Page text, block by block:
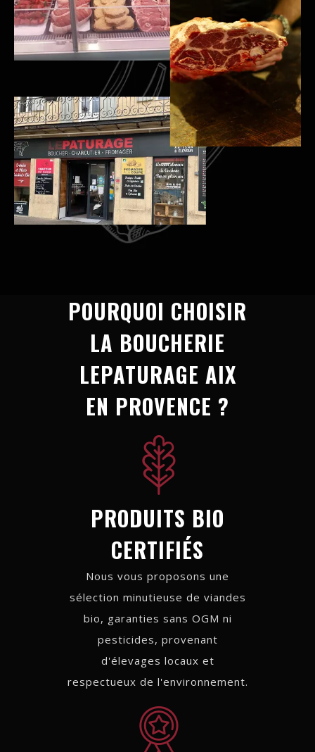
POURQUOI CHOISIR
LA BOUCHERIE
LEPATURAGE AIX
EN PROVENCE ?
PRODUITS BIO
CERTIFIÉS
Nous vous proposons une
sélection minutieuse de viandes
bio, garanties sans OGM ni
pesticides, provenant
d'élevages locaux et
respectueux de l'environnement.